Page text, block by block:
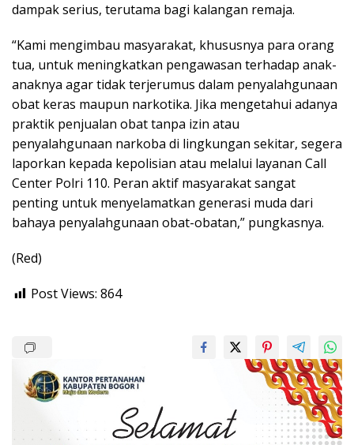
dampak serius, terutama bagi kalangan remaja.
“Kami mengimbau masyarakat, khususnya para orang
tua, untuk meningkatkan pengawasan terhadap anak-
anaknya agar tidak terjerumus dalam penyalahgunaan
obat keras maupun narkotika. Jika mengetahui adanya
praktik penjualan obat tanpa izin atau
penyalahgunaan narkoba di lingkungan sekitar, segera
laporkan kepada kepolisian atau melalui layanan Call
Center Polri 110. Peran aktif masyarakat sangat
penting untuk menyelamatkan generasi muda dari
bahaya penyalahgunaan obat-obatan,” pungkasnya.
(Red)
Post Views: 864